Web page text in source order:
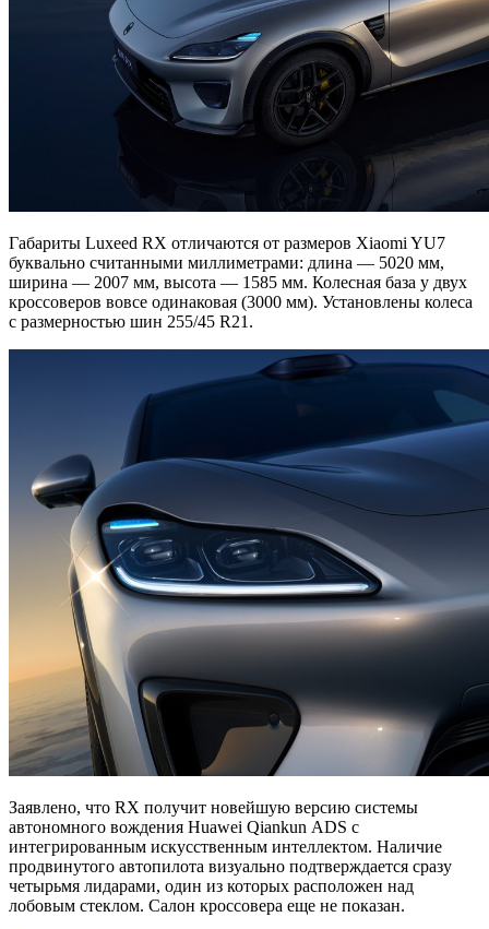
Габариты Luxeed RX отличаются от размеров Xiaomi YU7
буквально считанными миллиметрами: длина — 5020 мм,
ширина — 2007 мм, высота — 1585 мм. Колесная база у двух
кроссоверов вовсе одинаковая (3000 мм). Установлены колеса
с размерностью шин 255/45 R21.
Заявлено, что RX получит новейшую версию системы
автономного вождения Huawei Qiankun ADS с
интегрированным искусственным интеллектом. Наличие
продвинутого автопилота визуально подтверждается сразу
четырьмя лидарами, один из которых расположен над
лобовым стеклом. Салон кроссовера еще не показан.